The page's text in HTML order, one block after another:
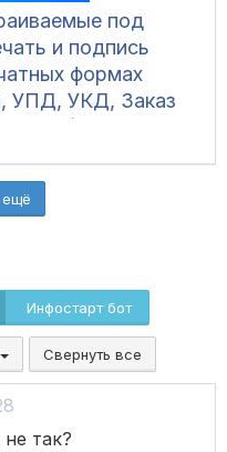
под
и подпись
формах
УПД, УКД, Заказ
и др.)
ещё
Инфостарт бот
Свернуть все
так?